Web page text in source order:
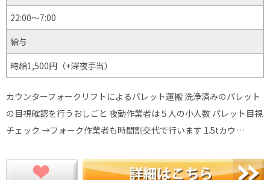
22:00～7:00
給与
時給1,500円（+深夜手当）
カウンターフォークリフトによるパレット運搬 洗浄済みのパレット
の目視確認を行うおしごと 夜勤作業者は５人の小人数 パレット目視
チェック →フォーク作業者も時間割交代で行います 1.5tカウ…